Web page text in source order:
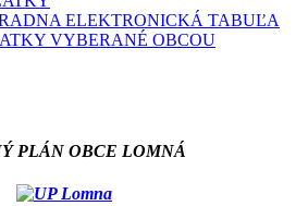
ELEKTRONICKÁ TABUĽA
VYBERANÉ OBCOU
PLÁN OBCE LOMNÁ